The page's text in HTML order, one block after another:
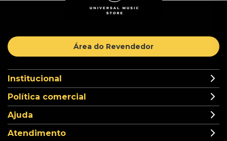
Área do Revendedor
Institucional
Política comercial
Ajuda
Atendimento